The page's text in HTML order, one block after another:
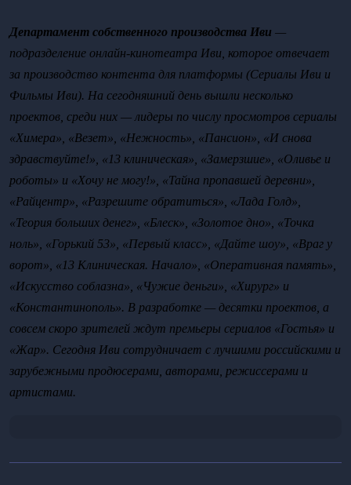
Департамент собственного производства Иви —
подразделение онлайн-кинотеатра Иви, которое отвечает
за производство контента для платформы (Сериалы Иви и
Фильмы Иви). На сегодняшний день вышли несколько
проектов, среди них — лидеры по числу просмотров сериалы
«Химера», «Везет», «Нежность», «Пансион», «И снова
здравствуйте!», «13 клиническая», «Замерзшие», «Оливье и
роботы» и «Хочу не могу!», «Тайна пропавшей деревни»,
«Райцентр», «Разрешите обратиться», «Лада Голд»,
«Теория больших денег», «Блеск», «Золотое дно», «Точка
ноль», «Горький 53», «Первый класс», «Дайте шоу», «Враг у
ворот», «13 Клиническая. Начало», «Оперативная память»,
«Искусство соблазна», «Чужие деньги», «Хирург» и
«Константинополь». В разработке — десятки проектов, а
совсем скоро зрителей ждут премьеры сериалов «Гостья» и
«Жар». Сегодня Иви сотрудничает с лучшими российскими и
зарубежными продюсерами, авторами, режиссерами и
артистами.